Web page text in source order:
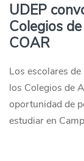
UDEP
Colegios
COAR
Los escolares
los Colegios de
oportunidad de
estudiar en